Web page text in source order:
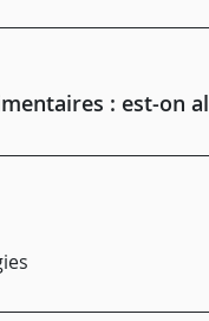
: est-on